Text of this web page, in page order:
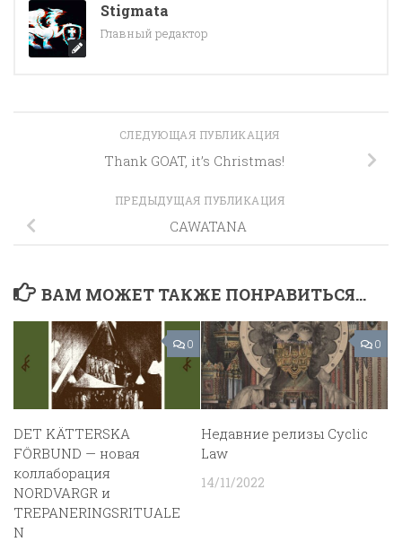
Stigmata
Главный редактор
СЛЕДУЮЩАЯ ПУБЛИКАЦИЯ
Thank GOAT, it’s Christmas!
ПРЕДЫДУЩАЯ ПУБЛИКАЦИЯ
CAWATANA
ВАМ МОЖЕТ ТАКЖЕ ПОНРАВИТЬСЯ...
0
DET KÄTTERSKA
FÖRBUND — новая
коллаборация
NORDVARGR и
TREPANERINGSRITUALE
N
0
Недавние релизы Cyclic
Law
14/11/2022